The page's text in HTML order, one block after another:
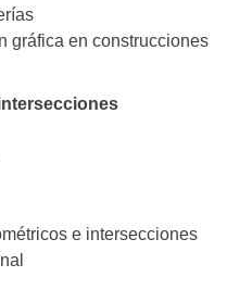
gráfica en construcciones
e intersecciones